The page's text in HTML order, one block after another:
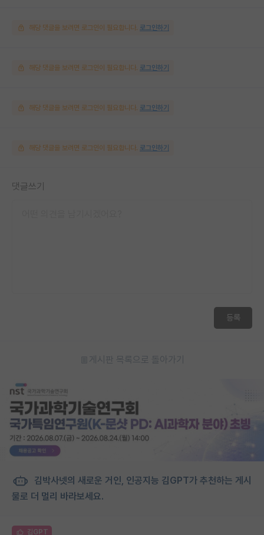
해당 댓글을 보려면 로그인이 필요합니다. 로그인하기
해당 댓글을 보려면 로그인이 필요합니다. 로그인하기
해당 댓글을 보려면 로그인이 필요합니다. 로그인하기
해당 댓글을 보려면 로그인이 필요합니다. 로그인하기
댓글쓰기
등록
게시판 목록으로 돌아가기
김박사넷의 새로운 거인, 인공지능 김GPT가 추천하는 게시
물로 더 멀리 바라보세요.
김GPT